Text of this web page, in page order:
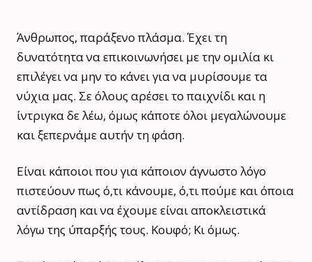
Άνθρωπος, παράξενο πλάσμα. Έχει τη
δυνατότητα να επικοινωνήσει με την ομιλία κι
επιλέγει να μην το κάνει για να μυρίσουμε τα
νύχια μας. Σε όλους αρέσει το παιχνίδι και η
ίντριγκα δε λέω, όμως κάποτε όλοι μεγαλώνουμε
και ξεπερνάμε αυτήν τη φάση.
Είναι κάποιοι που για κάποιον άγνωστο λόγο
πιστεύουν πως ό,τι κάνουμε, ό,τι πούμε και όποια
αντίδραση και να έχουμε είναι αποκλειστικά
λόγω της ύπαρξής τους. Κουφό; Κι όμως.